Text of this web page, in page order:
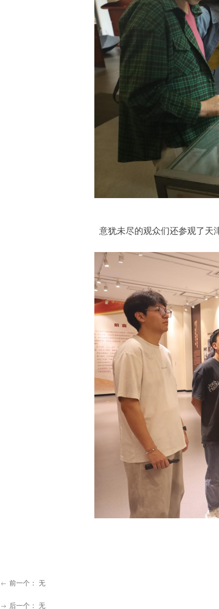
意犹未尽的观众们还参观了天
ꂃ 前一个： 无
ꁹ 后一个： 无